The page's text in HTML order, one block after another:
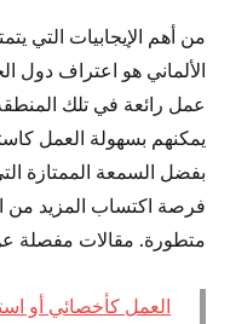
من أهم الإيجابيات التي
الألماني هو اعتراف دول
عمل رائعة في تلك
يمكنهم بسهولة العمل
بفضل السمعة الممتازة التي
فرصة اكتساب المزيد من
متطورة. مقالات مفصلة
العمل كأخصائي أو